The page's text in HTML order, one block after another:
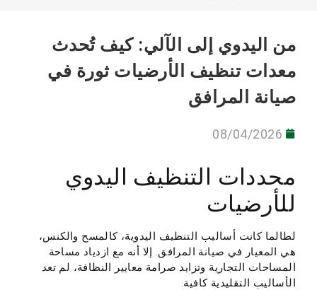
من اليدوي إلى الآلي: كيف تُحدث
معدات تنظيف الأرضيات ثورة في
صيانة المرافق
08/04/2026
محددات التنظيف اليدوي
للأرضيات
لطالما كانت أساليب التنظيف اليدوية، كالمسح والكنس،
هي المعيار في صيانة المرافق. إلا أنه مع ازدياد مساحة
المساحات التجارية وتزايد صرامة معايير النظافة، لم تعد
الأساليب التقليدية كافية.